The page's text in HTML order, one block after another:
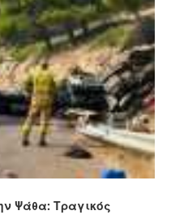
Ψάθα: Τραγικός